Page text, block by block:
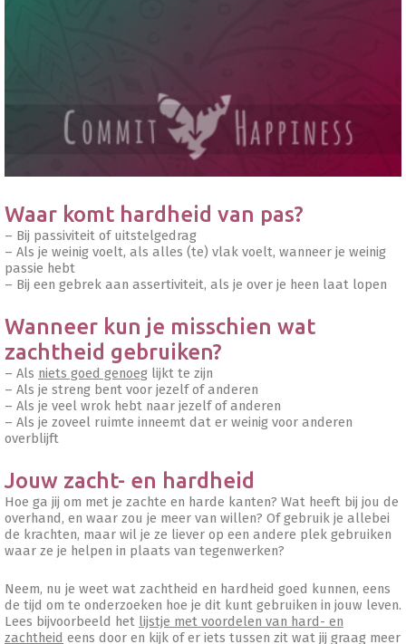
Waar komt hardheid van pas?
– Bij passiviteit of uitstelgedrag
– Als je weinig voelt, als alles (te) vlak voelt, wanneer je weinig
passie hebt
– Bij een gebrek aan assertiviteit, als je over je heen laat lopen
Wanneer kun je misschien wat
zachtheid gebruiken?
– Als niets goed genoeg lijkt te zijn
– Als je streng bent voor jezelf of anderen
– Als je veel wrok hebt naar jezelf of anderen
– Als je zoveel ruimte inneemt dat er weinig voor anderen
overblijft
Jouw zacht- en hardheid
Hoe ga jij om met je zachte en harde kanten? Wat heeft bij jou de
overhand, en waar zou je meer van willen? Of gebruik je allebei
de krachten, maar wil je ze liever op een andere plek gebruiken
waar ze je helpen in plaats van tegenwerken?
Neem, nu je weet wat zachtheid en hardheid goed kunnen, eens
de tijd om te onderzoeken hoe je dit kunt gebruiken in jouw leven.
Lees bijvoorbeeld het lijstje met voordelen van hard- en
zachtheid eens door en kijk of er iets tussen zit wat jij graag meer